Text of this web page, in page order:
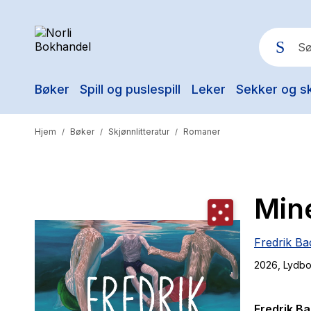
Bøker Spill og puslespill Leker Sekker og
Hjem / Bøker / Skjønnlitteratur / Romaner
Fredrik
2026 ,